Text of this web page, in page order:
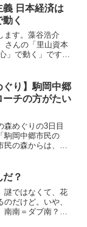
？やっぱり、肺活
義 日本経済は
く
ます。藻谷浩介
さんの「里山資本
」で動く」です。
異な視点で面白か
で...
ぐり】駒岡中郷
チの方がたい
森めぐりの3日目
駒岡中郷市民の
の森からは、樽
森へ到達しま
らです...
？
謎ではなくて、花
だけど。いや、
南＝ダブ南？な